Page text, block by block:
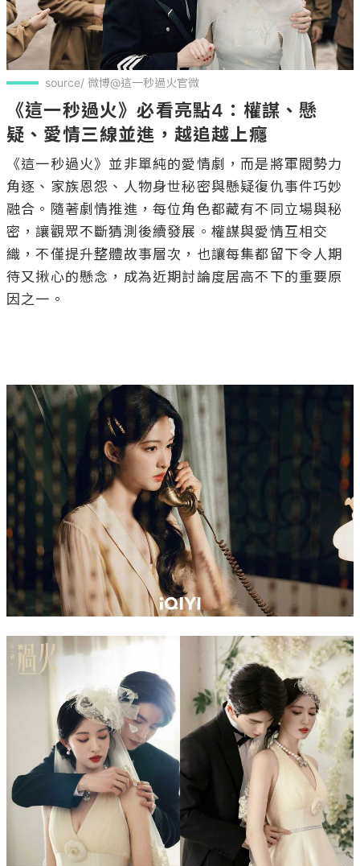
source/ 微博@這一秒過火官微
《這一秒過火》必看亮點4：權謀、懸
疑、愛情三線並進，越追越上癮
《這一秒過火》並非單純的愛情劇，而是將軍閥勢力
角逐、家族恩怨、人物身世秘密與懸疑復仇事件巧妙
融合。隨著劇情推進，每位角色都藏有不同立場與秘
密，讓觀眾不斷猜測後續發展。權謀與愛情互相交
織，不僅提升整體故事層次，也讓每集都留下令人期
待又揪心的懸念，成為近期討論度居高不下的重要原
因之一。